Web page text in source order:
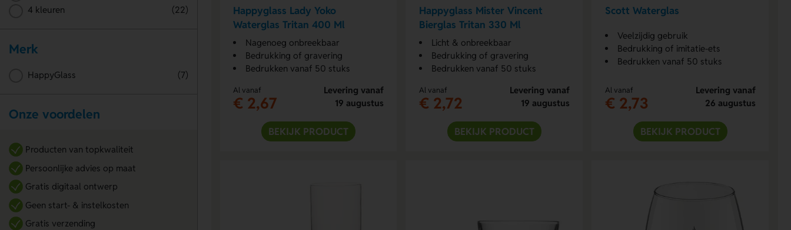
Happyglass Lady Yoko
Waterglas Tritan 400 Ml
Nagenoeg onbreekbaar
Bedrukking of gravering
Bedrukken vanaf 50 stuks
Al vanaf
€ 2,67
Levering vanaf
19 augustus
BEKIJK PRODUCT
Happyglass Mister Vincent
Bierglas Tritan 330 Ml
Licht & onbreekbaar
Bedrukking of gravering
Bedrukken vanaf 50 stuks
Al vanaf
€ 2,72
Levering vanaf
19 augustus
BEKIJK PRODUCT
Scott Waterglas
Veelzijdig gebruik
Bedrukking of imitatie-ets
Bedrukken vanaf 50 stuks
Al vanaf
€ 2,73
Levering vanaf
26 augustus
BEKIJK PRODUCT
4 kleuren
(22)
Merk
HappyGlass (7)
Onze voordelen
Producten van topkwaliteit
Persoonlijke advies op maat
Gratis digitaal ontwerp
Geen start- & instelkosten
Gratis verzending